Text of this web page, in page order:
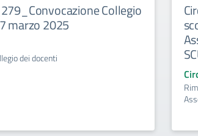
Collegio
marzo 2025
dei docenti